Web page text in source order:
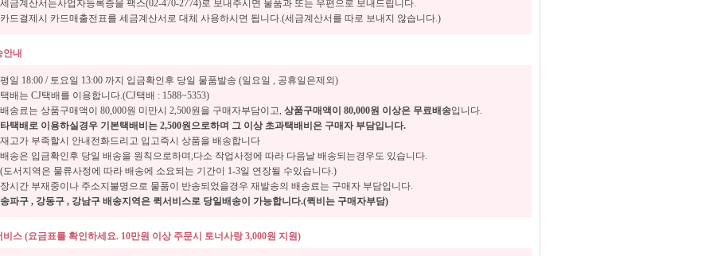
세금계산서는사업자등록증을 팩스(02-470-2774)로 보내주시면 물품과 또는 우편으로 보내드립니다.
카드결제시 카드매출전표를 세금계산서로 대체 사용하시면 됩니다.(세금계산서를 따로 보내지 않습니다.)
안내
평일 18:00 / 토요일 13:00 까지 입금확인후 당일 물품발송 (일요일 , 공휴일은제외)
택배는 CJ택배를 이용합니다.(CJ택배 : 1588~5353)
배송료는 상품구매액이 80,000원 미만시 2,500원을 구매자부담이고, 상품구매액이 80,000원 이상은 무료배송입니다.
타택배로 이용하실경우 기본택배비는 2,500원으로하며 그 이상 초과택배비은 구매자 부담입니다.
재고가 부족할시 안내전화드리고 입고즉시 상품을 배송합니다
배송은 입금확인후 당일 배송을 원칙으로하며,다소 작업사정에 따라 다음날 배송되는경우도 있습니다.
(도서지역은 물류사정에 따라 배송에 소요되는 기간이 1-3일 연장될 수있습니다.)
장시간 부재중이나 주소지불명으로 물품이 반송되었을경우 재발송의 배송료는 구매자 부담입니다.
송파구 , 강동구 , 강남구 배송지역은 퀵서비스로 당일배송이 가능합니다.(퀵비는 구매자부담)
비스 (요금표를 확인하세요. 10만원 이상 주문시 토너사랑 3,000원 지원)